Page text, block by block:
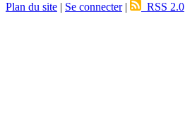
Plan du site | Se connecter| RSS 2.0